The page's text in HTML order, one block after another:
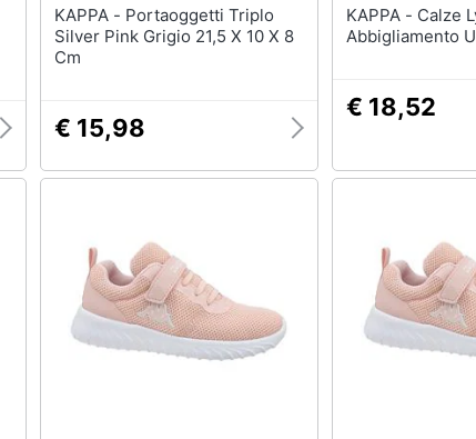
KAPPA - Portaoggetti Triplo
Silver Pink Grigio 21,5 X 10 X 8
Cm
€ 15,98
KAPPA - Calze Lyna Pack Of 3
Abbigliamento
€ 18,52